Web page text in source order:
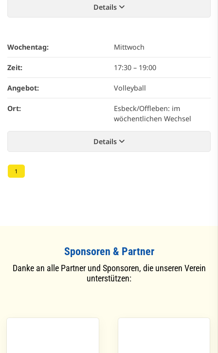
Details
Wochentag: Mittwoch
Zeit: 17:30 – 19:00
Angebot: Volleyball
Ort:
Esbeck/Offleben: im
wöchentlichen Wechsel
Details
1
Sponsoren & Partner
Danke an alle Partner und Sponsoren, die unseren Verein
unterstützen: